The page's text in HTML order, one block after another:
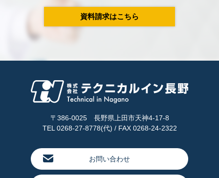
資料請求はこちら
〒386-0025 長野県上田市天神4-17-8
TEL 0268-27-8778(代) / FAX 0268-24-2322
お問い合わせ